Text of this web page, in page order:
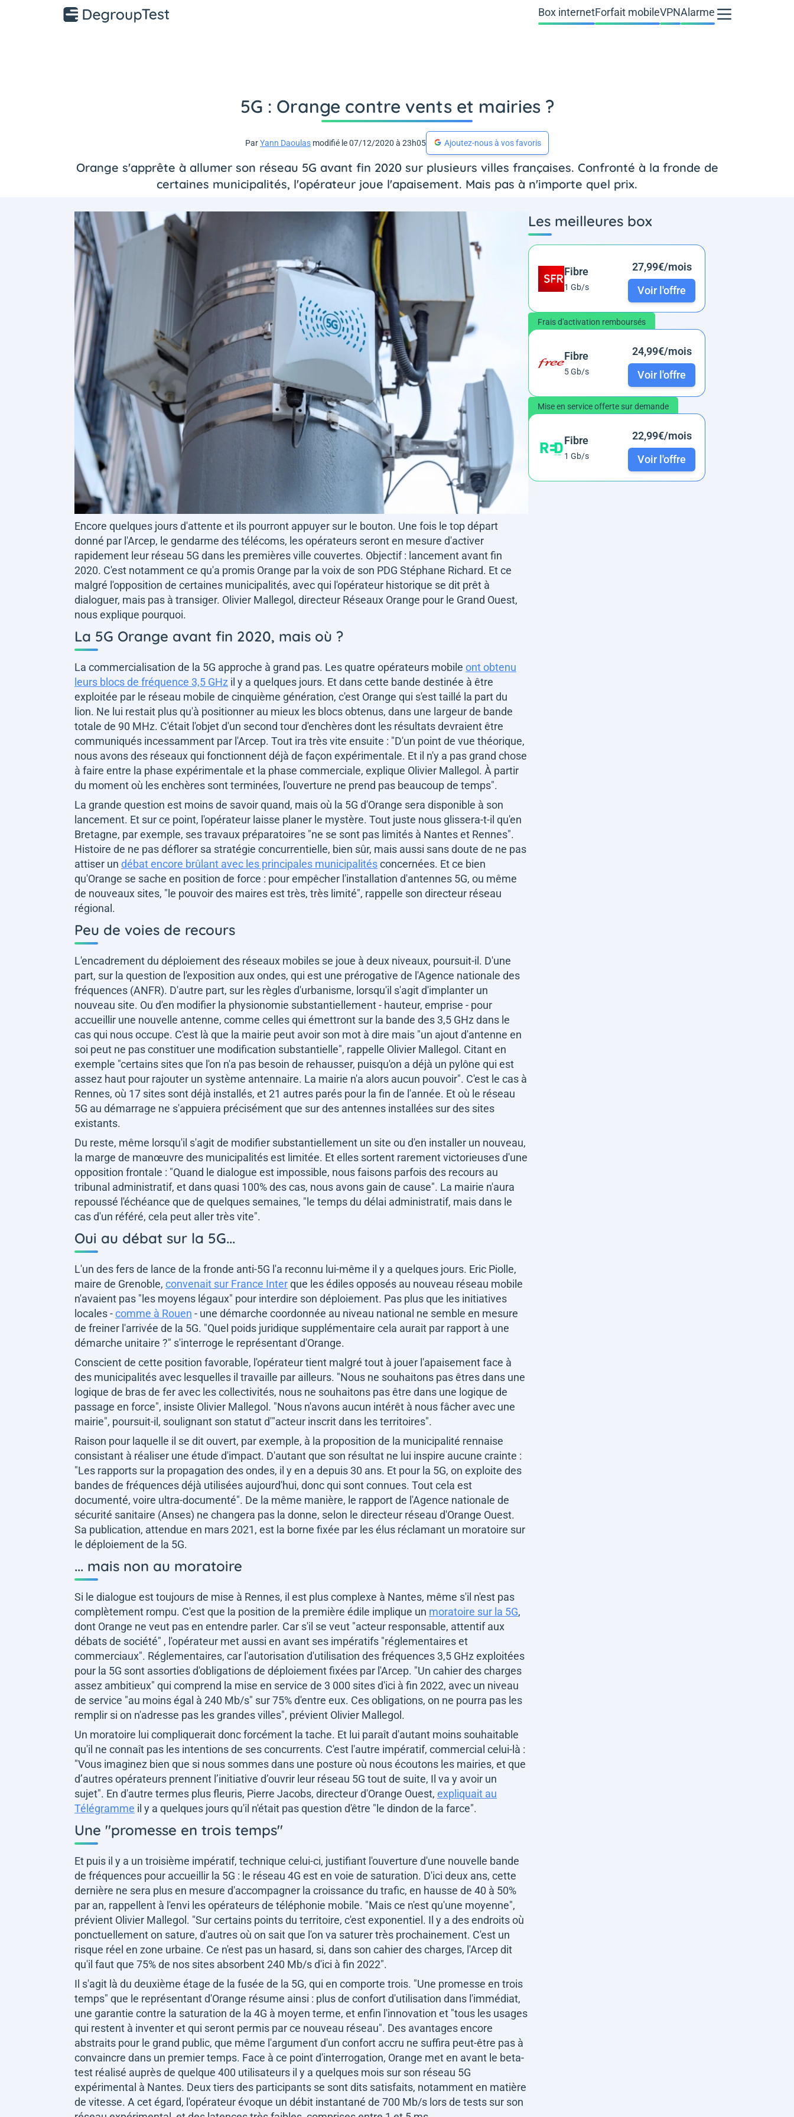
Box internetForfait mobileVPNAlarme
5G : Orange contre vents et mairies ?
ParYann Daoulas modifié le 07/12/2020 à 23h05 Ajoutez-nous à vos favoris
Orange s'apprête à allumer son réseau 5G avant fin 2020 sur plusieurs villes françaises. Confronté à la fronde de
certaines municipalités, l'opérateur joue l'apaisement. Mais pas à n'importe quel prix.
Encore quelques jours d'attente et ils pourront appuyer sur le bouton. Une fois le top départ
donné par l'Arcep, le gendarme des télécoms, les opérateurs seront en mesure d'activer
rapidement leur réseau 5G dans les premières ville couvertes. Objectif : lancement avant fin
2020. C'est notamment ce qu'a promis Orange par la voix de son PDG Stéphane Richard. Et ce
malgré l'opposition de certaines municipalités, avec qui l'opérateur historique se dit prêt à
dialoguer, mais pas à transiger. Olivier Mallegol, directeur Réseaux Orange pour le Grand Ouest,
nous explique pourquoi.
La 5G Orange avant fin 2020, mais où ?
La commercialisation de la 5G approche à grand pas. Les quatre opérateurs mobile ont obtenu
leurs blocs de fréquence 3,5 GHz il y a quelques jours. Et dans cette bande destinée à être
exploitée par le réseau mobile de cinquième génération, c'est Orange qui s'est taillé la part du
lion. Ne lui restait plus qu'à positionner au mieux les blocs obtenus, dans une largeur de bande
totale de 90 MHz. C'était l'objet d'un second tour d'enchères dont les résultats devraient être
communiqués incessamment par l'Arcep. Tout ira très vite ensuite : "D'un point de vue théorique,
nous avons des réseaux qui fonctionnent déjà de façon expérimentale. Et il n'y a pas grand chose
à faire entre la phase expérimentale et la phase commerciale, explique Olivier Mallegol. À partir
du moment où les enchères sont terminées, l'ouverture ne prend pas beaucoup de temps".
La grande question est moins de savoir quand, mais où la 5G d'Orange sera disponible à son
lancement. Et sur ce point, l'opérateur laisse planer le mystère. Tout juste nous glissera-t-il qu'en
Bretagne, par exemple, ses travaux préparatoires "ne se sont pas limités à Nantes et Rennes".
Histoire de ne pas déflorer sa stratégie concurrentielle, bien sûr, mais aussi sans doute de ne pas
attiser un débat encore brûlant avec les principales municipalitésconcernées. Et ce bien
qu'Orange se sache en position de force : pour empêcher l'installation d'antennes 5G, ou même
de nouveaux sites, "le pouvoir des maires est très, très limité", rappelle son directeur réseau
régional.
Peu de voies de recours
L'encadrement du déploiement des réseaux mobiles se joue à deux niveaux, poursuit-il. D'une
part, sur la question de l'exposition aux ondes, qui est une prérogative de l'Agence nationale des
fréquences (ANFR). D'autre part, sur les règles d'urbanisme, lorsqu'il s'agit d'implanter un
nouveau site. Ou d'en modifier la physionomie substantiellement - hauteur, emprise - pour
accueillir une nouvelle antenne, comme celles qui émettront sur la bande des 3,5 GHz dans le
cas qui nous occupe. C'est là que la mairie peut avoir son mot à dire mais "un ajout d'antenne en
soi peut ne pas constituer une modification substantielle", rappelle Olivier Mallegol. Citant en
exemple "certains sites que l'on n'a pas besoin de rehausser, puisqu'on a déjà un pylône qui est
assez haut pour rajouter un système antennaire. La mairie n'a alors aucun pouvoir". C'est le cas à
Rennes, où 17 sites sont déjà installés, et 21 autres parés pour la fin de l'année. Et où le réseau
5G au démarrage ne s'appuiera précisément que sur des antennes installées sur des sites
existants.
Du reste, même lorsqu'il s'agit de modifier substantiellement un site ou d'en installer un nouveau,
la marge de manœuvre des municipalités est limitée. Et elles sortent rarement victorieuses d'une
opposition frontale : "Quand le dialogue est impossible, nous faisons parfois des recours au
tribunal administratif, et dans quasi 100% des cas, nous avons gain de cause". La mairie n'aura
repoussé l'échéance que de quelques semaines, "le temps du délai administratif, mais dans le
cas d'un référé, cela peut aller très vite".
Oui au débat sur la 5G...
L'un des fers de lance de la fronde anti-5G l'a reconnu lui-même il y a quelques jours. Eric Piolle,
maire de Grenoble, convenait sur France Interque les édiles opposés au nouveau réseau mobile
n'avaient pas "les moyens légaux" pour interdire son déploiement. Pas plus que les initiatives
locales -comme à Rouen - une démarche coordonnée au niveau national ne semble en mesure
de freiner l'arrivée de la 5G. "Quel poids juridique supplémentaire cela aurait par rapport à une
démarche unitaire ?" s'interroge le représentant d'Orange.
Conscient de cette position favorable, l'opérateur tient malgré tout à jouer l'apaisement face à
des municipalités avec lesquelles il travaille par ailleurs. "Nous ne souhaitons pas êtres dans une
logique de bras de fer avec les collectivités, nous ne souhaitons pas être dans une logique de
passage en force", insiste Olivier Mallegol. "Nous n'avons aucun intérêt à nous fâcher avec une
mairie", poursuit-il, soulignant son statut d'"acteur inscrit dans les territoires".
Raison pour laquelle il se dit ouvert, par exemple, à la proposition de la municipalité rennaise
consistant à réaliser une étude d'impact. D'autant que son résultat ne lui inspire aucune crainte :
"Les rapports sur la propagation des ondes, il y en a depuis 30 ans. Et pour la 5G, on exploite des
bandes de fréquences déjà utilisées aujourd'hui, donc qui sont connues. Tout cela est
documenté, voire ultra-documenté". De la même manière, le rapport de l'Agence nationale de
sécurité sanitaire (Anses) ne changera pas la donne, selon le directeur réseau d'Orange Ouest.
Sa publication, attendue en mars 2021, est la borne fixée par les élus réclamant un moratoire sur
le déploiement de la 5G.
... mais non au moratoire
Si le dialogue est toujours de mise à Rennes, il est plus complexe à Nantes, même s'il n'est pas
complètement rompu. C'est que la position de la première édile implique un moratoire sur la 5G,
dont Orange ne veut pas en entendre parler. Car s'il se veut "acteur responsable, attentif aux
débats de société" , l'opérateur met aussi en avant ses impératifs "réglementaires et
commerciaux". Réglementaires, car l'autorisation d'utilisation des fréquences 3,5 GHz exploitées
pour la 5G sont assorties d'obligations de déploiement fixées par l'Arcep. "Un cahier des charges
assez ambitieux" qui comprend la mise en service de 3 000 sites d'ici à fin 2022, avec un niveau
de service "au moins égal à 240 Mb/s" sur 75% d'entre eux. Ces obligations, on ne pourra pas les
remplir si on n'adresse pas les grandes villes", prévient Olivier Mallegol.
Un moratoire lui compliquerait donc forcément la tache. Et lui paraît d'autant moins souhaitable
qu'il ne connaît pas les intentions de ses concurrents. C'est l'autre impératif, commercial celui-là :
"Vous imaginez bien que si nous sommes dans une posture où nous écoutons les mairies, et que
d’autres opérateurs prennent l’initiative d’ouvrir leur réseau 5G tout de suite, Il va y avoir un
sujet". En d'autre termes plus fleuris, Pierre Jacobs, directeur d'Orange Ouest, expliquait au
Télégramme il y a quelques jours qu'il n'était pas question d'être "le dindon de la farce".
Une "promesse en trois temps"
Et puis il y a un troisième impératif, technique celui-ci, justifiant l'ouverture d'une nouvelle bande
de fréquences pour accueillir la 5G : le réseau 4G est en voie de saturation. D'ici deux ans, cette
dernière ne sera plus en mesure d'accompagner la croissance du trafic, en hausse de 40 à 50%
par an, rappellent à l'envi les opérateurs de téléphonie mobile. "Mais ce n'est qu'une moyenne",
prévient Olivier Mallegol. "Sur certains points du territoire, c'est exponentiel. Il y a des endroits où
ponctuellement on sature, d'autres où on sait que l'on va saturer très prochainement. C'est un
risque réel en zone urbaine. Ce n'est pas un hasard, si, dans son cahier des charges, l'Arcep dit
qu'il faut que 75% de nos sites absorbent 240 Mb/s d'ici à fin 2022".
Il s'agit là du deuxième étage de la fusée de la 5G, qui en comporte trois. "Une promesse en trois
temps" que le représentant d'Orange résume ainsi : plus de confort d'utilisation dans l'immédiat,
une garantie contre la saturation de la 4G à moyen terme, et enfin l'innovation et "tous les usages
qui restent à inventer et qui seront permis par ce nouveau réseau". Des avantages encore
abstraits pour le grand public, que même l'argument d'un confort accru ne suffira peut-être pas à
convaincre dans un premier temps. Face à ce point d'interrogation, Orange met en avant le beta-
test réalisé auprès de quelque 400 utilisateurs il y a quelques mois sur son réseau 5G
expérimental à Nantes. Deux tiers des participants se sont dits satisfaits, notamment en matière
de vitesse. A cet égard, l'opérateur évoque un débit instantané de 700 Mb/s lors de tests sur son
Les meilleures box
Fibre
1 Gb/s
27,99€/mois
Voir l'offre
Frais d'activation remboursés
Fibre
5 Gb/s
24,99€/mois
Voir l'offre
Mise en service offerte sur demande
Fibre
1 Gb/s
22,99€/mois
Voir l'offre